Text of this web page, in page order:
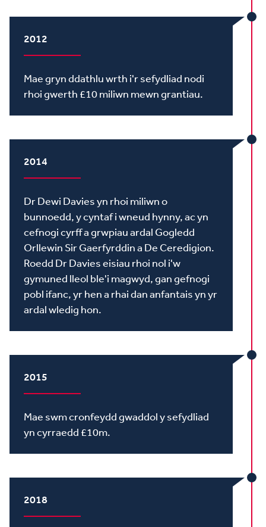
2012
Mae gryn ddathlu wrth i'r sefydliad nodi
rhoi gwerth £10 miliwn mewn grantiau.
2014
Dr Dewi Davies yn rhoi miliwn o
bunnoedd, y cyntaf i wneud hynny, ac yn
cefnogi cyrff a grwpiau ardal Gogledd
Orllewin Sir Gaerfyrddin a De Ceredigion.
Roedd Dr Davies eisiau rhoi nol i'w
gymuned lleol ble'i magwyd, gan gefnogi
pobl ifanc, yr hen a rhai dan anfantais yn yr
ardal wledig hon.
2015
Mae swm cronfeydd gwaddol y sefydliad
yn cyrraedd £10m.
2018